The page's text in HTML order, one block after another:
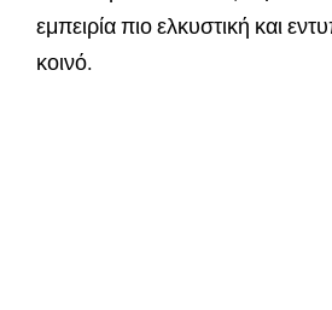
εμπειρία πιο ελκυστική και
κοινό.